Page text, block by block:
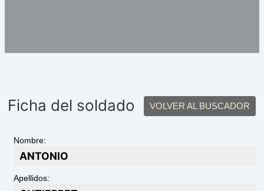
Ficha del soldado VOLVER AL BUSCADOR
Nombre:
ANTONIO
Apellidos: